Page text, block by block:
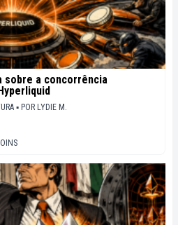
sobre a concorrência
▪ POR LYDIE M.